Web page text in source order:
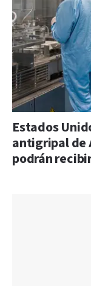
Estados
antigripal de
podrán